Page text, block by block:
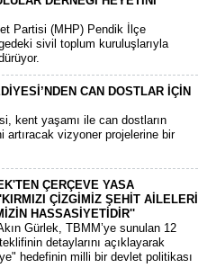
Partisi (MHP) Pendik İlçe
sivil toplum kuruluşlarıyla
CAN DOSTLAR İÇİN
kent yaşamı ile can dostların
artıracak vizyoner projelerine bir
ÇERÇEVE YASA
ÇİZGİMİZ ŞEHİT AİLELERİ
HASSASİYETİDİR''
Gürlek, TBMM’ye sunulan 12
detaylarını açıklayarak
hedefinin milli bir devlet politikası